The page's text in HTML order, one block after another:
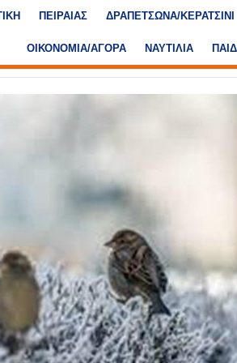
ΠΕΙΡΑΙΑΣ ΔΡΑΠΕΤΣΩΝΑ/ΚΕΡΑΤΣΙΝΙ
ΟΙΚΟΝΟΜΙΑ/ΑΓΟΡΑ ΝΑΥΤΙΛΙΑ